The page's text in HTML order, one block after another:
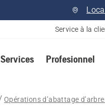
Service à la
Services Profesionnel
Opérations d’abattage